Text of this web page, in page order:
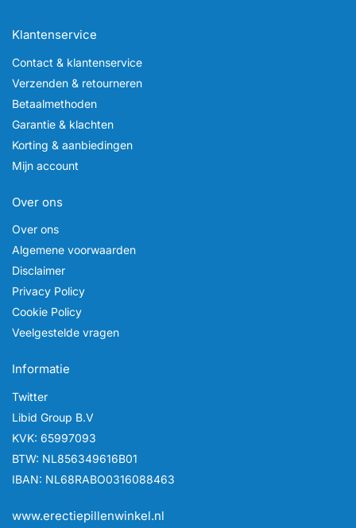
Klantenservice
Contact & klantenservice
Verzenden & retourneren
Betaalmethoden
Garantie & klachten
Korting & aanbiedingen
Mijn account
Over ons
Over ons
Algemene voorwaarden
Disclaimer
Privacy Policy
Cookie Policy
Veelgestelde vragen
Informatie
Twitter
Libid Group B.V
KVK: 65997093
BTW: NL856349616B01
IBAN: NL68RABO0316088463
www.erectiepillenwinkel.nl